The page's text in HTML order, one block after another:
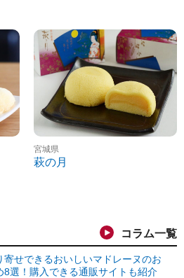
宮城県
萩の月
コラム一覧
寄せできるおいしいマドレーヌのお
8選！購入できる通販サイトも紹介